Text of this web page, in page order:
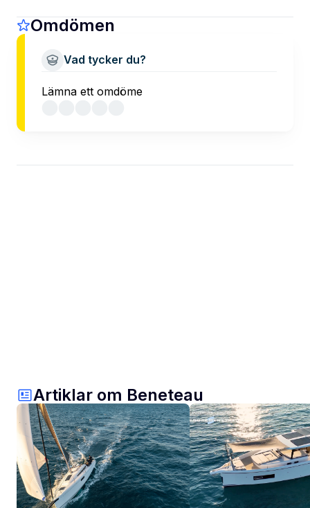
Omdömen
Vad tycker du?
Lämna ett omdöme
Artiklar om Beneteau